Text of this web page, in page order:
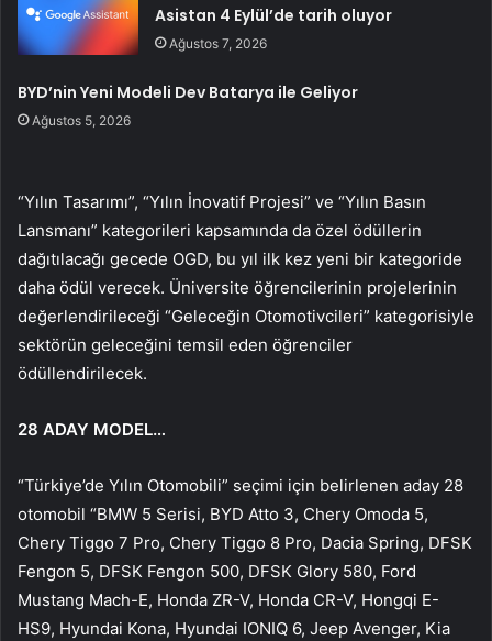
Asistan 4 Eylül’de tarih oluyor
Ağustos 7, 2026
BYD’nin Yeni Modeli Dev Batarya ile Geliyor
Ağustos 5, 2026
“Yılın Tasarımı”, “Yılın İnovatif Projesi” ve “Yılın Basın
Lansmanı” kategorileri kapsamında da özel ödüllerin
dağıtılacağı gecede OGD, bu yıl ilk kez yeni bir kategoride
daha ödül verecek. Üniversite öğrencilerinin projelerinin
değerlendirileceği “Geleceğin Otomotivcileri” kategorisiyle
sektörün geleceğini temsil eden öğrenciler
ödüllendirilecek.
28 ADAY MODEL…
“Türkiye’de Yılın Otomobili” seçimi için belirlenen aday 28
otomobil “BMW 5 Serisi, BYD Atto 3, Chery Omoda 5,
Chery Tiggo 7 Pro, Chery Tiggo 8 Pro, Dacia Spring, DFSK
Fengon 5, DFSK Fengon 500, DFSK Glory 580, Ford
Mustang Mach-E, Honda ZR-V, Honda CR-V, Hongqi E-
HS9, Hyundai Kona, Hyundai IONIQ 6, Jeep Avenger, Kia